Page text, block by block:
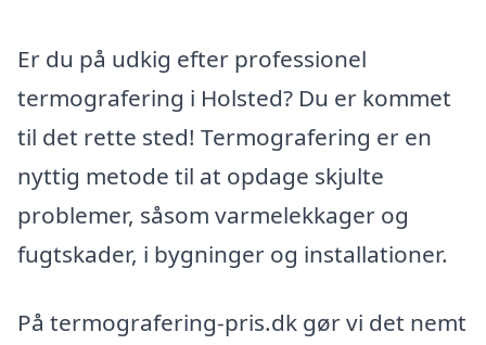
Er du på udkig efter professionel
termografering i Holsted? Du er kommet
til det rette sted! Termografering er en
nyttig metode til at opdage skjulte
problemer, såsom varmelekkager og
fugtskader, i bygninger og installationer.
På termografering-pris.dk gør vi det nemt